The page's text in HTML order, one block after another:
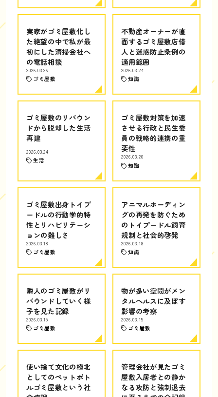
実家がゴミ屋敷化し
た絶望の中で私が最
初にした清掃会社へ
の電話相談
2026.03.26
ゴミ屋敷
不動産オーナーが直
面するゴミ屋敷店借
人と迷惑防止条例の
適用範囲
2026.03.24
知識
ゴミ屋敷のリバウン
ドから脱却した生活
再建
2026.03.24
生活
ゴミ屋敷対策を加速
させる行政と民生委
員の戦略的連携の重
要性
2026.03.20
知識
ゴミ屋敷出身トイプ
ードルの行動学的特
性とリハビリテーシ
ョンの難しさ
2026.03.18
ゴミ屋敷
アニマルホーディン
グの再発を防ぐため
のトイプードル飼育
規制と社会的啓発
2026.03.18
知識
隣人のゴミ屋敷がリ
バウンドしていく様
子を見た記録
2026.03.15
ゴミ屋敷
物が多い空間がメン
タルヘルスに及ぼす
影響の考察
2026.03.15
ゴミ屋敷
使い捨て文化の極北
としてのペットボト
ルゴミ屋敷という社
管理会社が見たゴミ
屋敷入居者との静か
なる攻防と強制退去